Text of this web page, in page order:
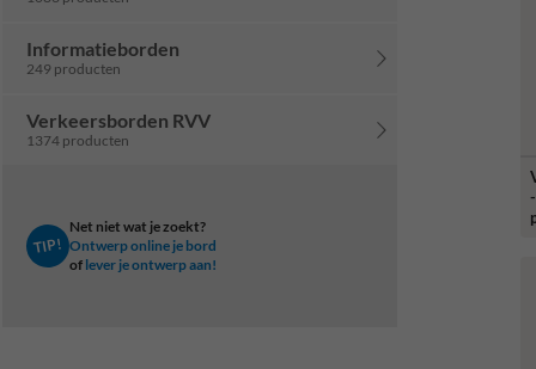
Informatieborden
249 producten
Verkeersborden RVV
1374 producten
TIP!
Net niet wat je zoekt?
Ontwerp online je bord
of lever je ontwerp aan!